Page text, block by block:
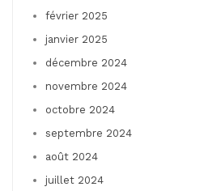
février 2025
janvier 2025
décembre 2024
novembre 2024
octobre 2024
septembre 2024
août 2024
juillet 2024